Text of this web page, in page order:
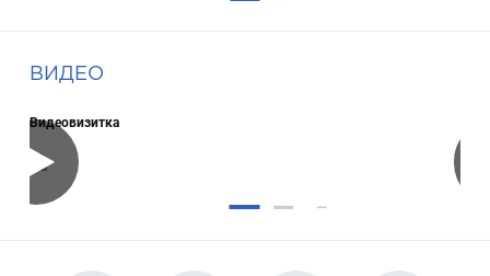
ВИДЕО
Видеовизитка